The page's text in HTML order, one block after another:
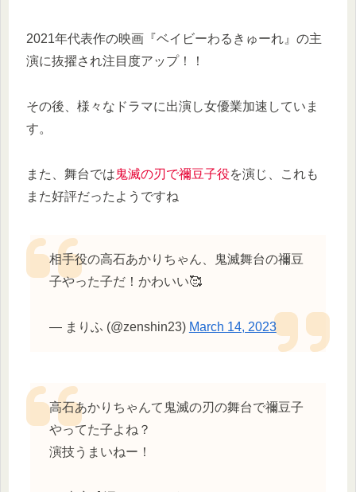
2021年代表作の映画『ベイビーわるきゅーれ』の主
演に抜擢され注目度アップ！！
その後、様々なドラマに出演し女優業加速していま
す。
また、舞台では鬼滅の刃で禰󠄀豆子役を演じ、これも
また好評だったようですね
相手役の高石あかりちゃん、鬼滅舞台の禰󠄀豆
子やった子だ！かわいい🥰
— まりふ (@zenshin23) March 14, 2023
高石あかりちゃんて鬼滅の刃の舞台で禰󠄀豆子
やってた子よね？
演技うまいねー！